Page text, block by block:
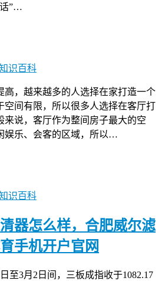
”…
识百科
高，越来越多的人选择在家打造一个
空间有限，所以很多人选择在客厅打
来说，客厅作为整间房子最大的空
娱乐、会客的区域，所以…
识百科
器怎么样，合肥威尔滤
手机开户官网
至3月2日间，三板成指收于1082.17